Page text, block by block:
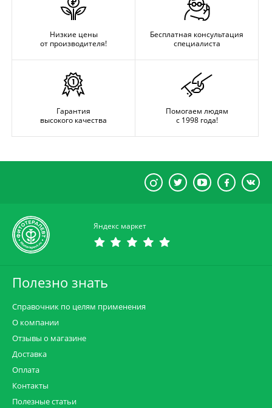
Низкие цены
от производителя!
Бесплатная консультация
специалиста
Гарантия
высокого качества
Помогаем людям
с 1998 года!
Яндекс маркет
Полезно знать
Справочник по целям применения
О компании
Отзывы о магазине
Доставка
Оплата
Контакты
Полезные статьи